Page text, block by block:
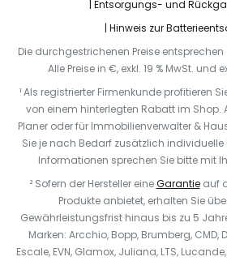
Entsorgungs- und
Hinweis zur
Die durchgestrichenen Preise entsprechen
Alle Preise in €, exkl. 19 % MwSt. und
¹ Als registrierter Firmenkunde profitieren
von einem hinterlegten Rabatt im Shop.
Planer oder für Immobilienverwalter &
Sie je nach Bedarf zusätzlich individuelle
Informationen sprechen Sie bitte mit
² Sofern der Hersteller eineGarantieauf
Produkte anbietet, erhalten Sie
Gewährleistungsfrist hinaus bis zu 5
Marken: Arcchio, Bopp, Brumberg, CMD,
Escale, EVN, Glamox, Juliana, LTS,